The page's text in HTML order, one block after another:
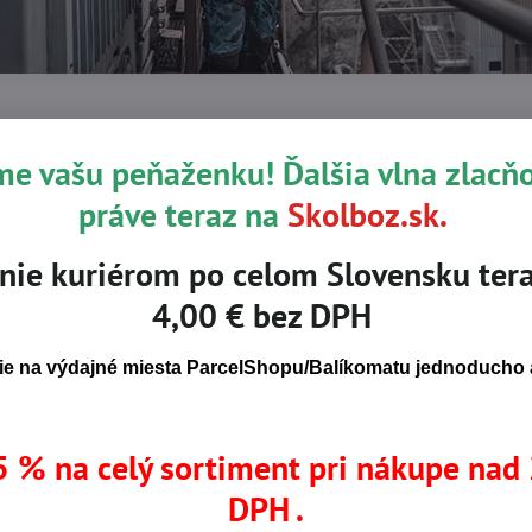
proti pádu taký dôležitý?
náraz rýchlosťou viac ako 20 km/h. Bez tlmiča pádu môže
obsahuje:
pracovníka pred vážnymi následkami pádu.
vašu peňaženku! Ďalšia vlna
práve teraz na Skolboz.sk.
kuriérom po celom Slovensku
4,00 € bez DPH
na výdajné miesta ParcelShopu/Balíkomatu jednoducho
% na celý sortiment pri nákupe
DPH .